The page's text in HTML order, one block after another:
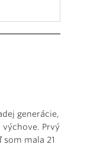
generácie,
Prvý
mala 21